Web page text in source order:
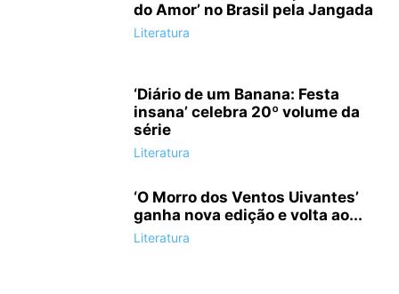
do Amor’ no Brasil pela Jangada
Literatura
‘Diário de um Banana: Festa
insana’ celebra 20º volume da
série
Literatura
‘O Morro dos Ventos Uivantes’
ganha nova edição e volta ao...
Literatura